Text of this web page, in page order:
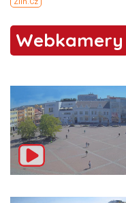
Webkamery